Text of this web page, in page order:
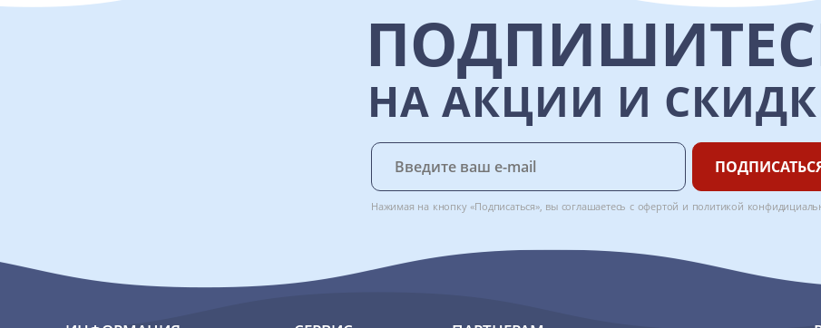
НА АКЦИИ И
Нажимая на кнопку «Подписаться», вы соглашаетесь с офертой и политикой